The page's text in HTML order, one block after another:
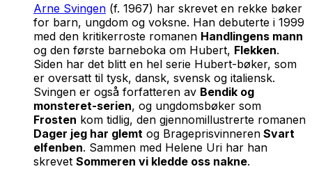
Arne Svingen (f. 1967) har skrevet en rekke bøker
for barn, ungdom og voksne. Han debuterte i 1999
med den kritikerroste romanen Handlingens mann
og den første barneboka om Hubert, Flekken.
Siden har det blitt en hel serie Hubert-bøker, som
er oversatt til tysk, dansk, svensk og italiensk.
Svingen er også forfatteren av Bendik og
monsteret-serien, og ungdomsbøker som
Frosten kom tidlig, den gjennomillustrerte romanen
Dager jeg har glemt og Brageprisvinneren Svart
elfenben. Sammen med Helene Uri har han
skrevet Sommeren vi kledde oss nakne.